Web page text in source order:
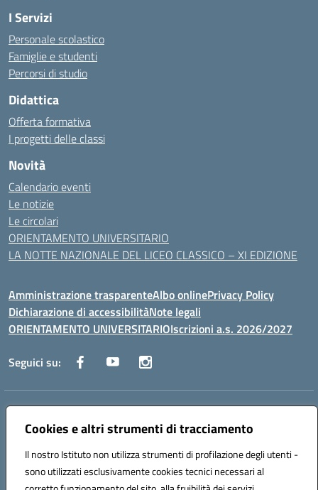
Cookies e altri strumenti di tracciamento
Il nostro Istituto non utilizza strumenti di profilazione degli utenti -
sono utilizzati esclusivamente cookies tecnici necessari al
I Servizi
Personale scolastico
Famiglie e studenti
Percorsi di studio
Didattica
Offerta formativa
I progetti delle classi
Novità
Calendario eventi
Le notizie
Le circolari
ORIENTAMENTO UNIVERSITARIO
LA NOTTE NAZIONALE DEL LICEO CLASSICO – XI EDIZIONE
Amministrazione trasparenteAlbo onlinePrivacy Policy
Dichiarazione di accessibilitàNote legali
ORIENTAMENTO UNIVERSITARIOIscrizioni a.s. 2026/2027
Seguici su:
Indirizzo:
Centralino:0882 331218 Email:fgps210002@istruzione.it
Codice fiscale: 93071630714
Codice meccanografico:
FGPS210002